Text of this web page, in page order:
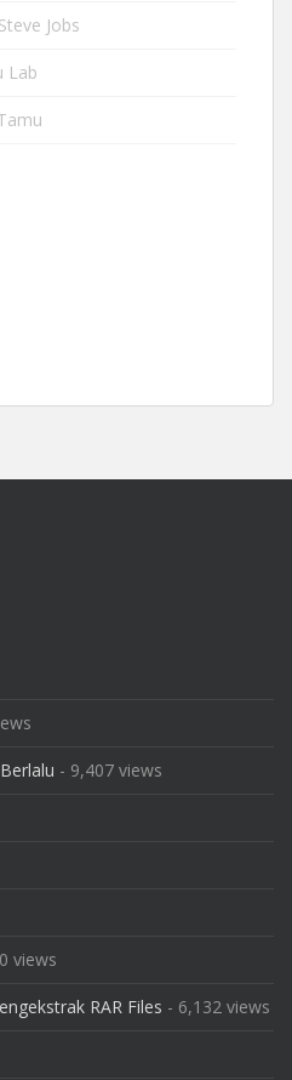
Jobs
Lab
- 9,407 views
views
RAR Files - 6,132 views